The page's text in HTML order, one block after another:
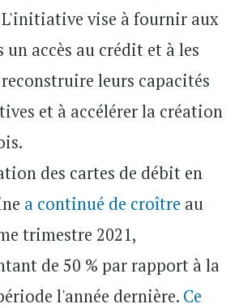
vise à fournir aux
un accès au crédit et à les
leurs capacités
et à accélérer la création
des cartes de débit en
a continué de croître au
trimestre 2021,
de 50 % par rapport à la
l'année dernière. Ce